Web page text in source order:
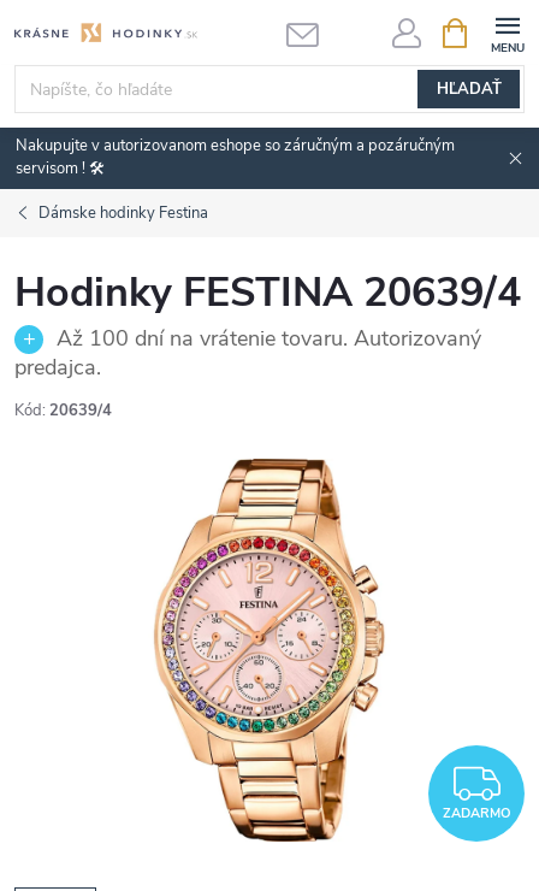
na
obsah
HĽADAŤ
KOŠÍK
Nakupujte v autorizovanom eshope so záručným a pozáručným
servisom ! 🛠️
Dámske hodinky Festina
Hodinky FESTINA 20639/4
Až 100 dní na vrátenie tovaru. Autorizovaný
predajca.
Kód: 20639/4
ZADARMO